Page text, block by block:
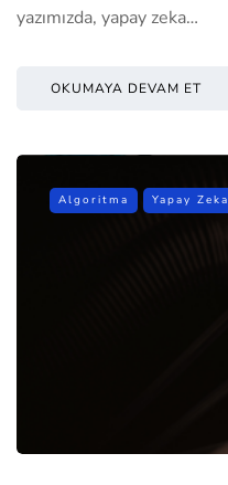
yazımızda, yapay zeka…
OKUMAYA DEVAM ET
Algoritma Yapay Zeka